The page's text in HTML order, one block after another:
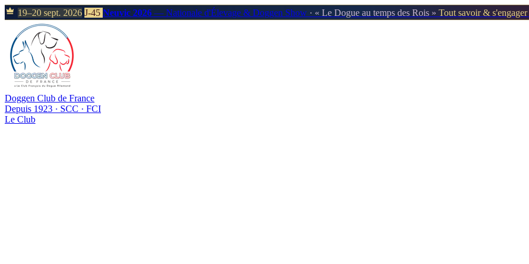
19–20 sept. 2026 J-45 Neuvic 2026 — Nationale d'Élevage & Doggen Show · « Le Dogue au temps des Rois » Tout savoir &
Doggen Club de France
Depuis 1923 · SCC · FCI
Le Club